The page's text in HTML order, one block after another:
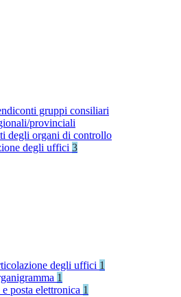
gruppi consiliari
provinciali
degli organi di controllo
degli uffici 3
degli uffici 1
1
posta elettronica 1